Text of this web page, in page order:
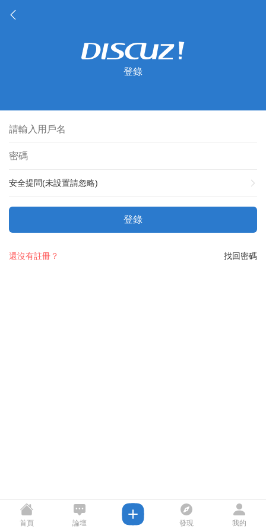
登錄
安全提問(未設置請忽略)
登錄
找回密碼
還沒有註冊？
首頁 論壇 發現 我的